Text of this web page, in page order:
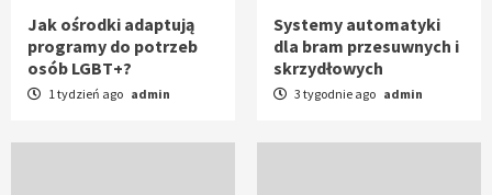
Jak ośrodki adaptują
programy do potrzeb
osób LGBT+?
1 tydzień ago admin
Systemy automatyki
dla bram przesuwnych i
skrzydłowych
3 tygodnie ago admin